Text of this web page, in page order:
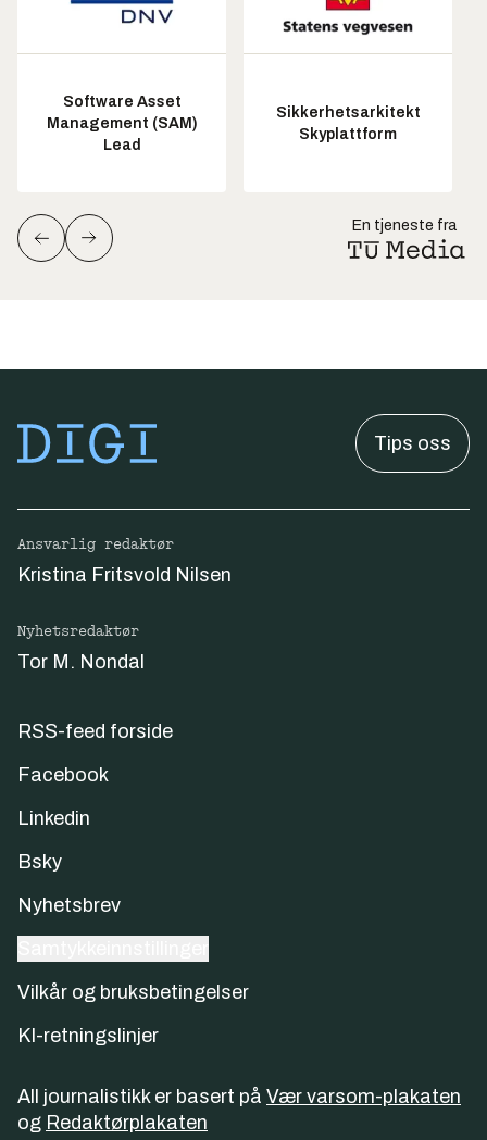
Software Asset
Management (SAM)
Lead
Sikkerhetsarkitekt
Skyplattform
En tjeneste fra
Tips oss
Ansvarlig redaktør
Kristina Fritsvold Nilsen
Nyhetsredaktør
Tor M. Nondal
RSS-feed forside
Facebook
Linkedin
Bsky
Nyhetsbrev
Vilkår og bruksbetingelser
KI-retningslinjer
All journalistikk er basert på Vær varsom-plakaten
og Redaktørplakaten